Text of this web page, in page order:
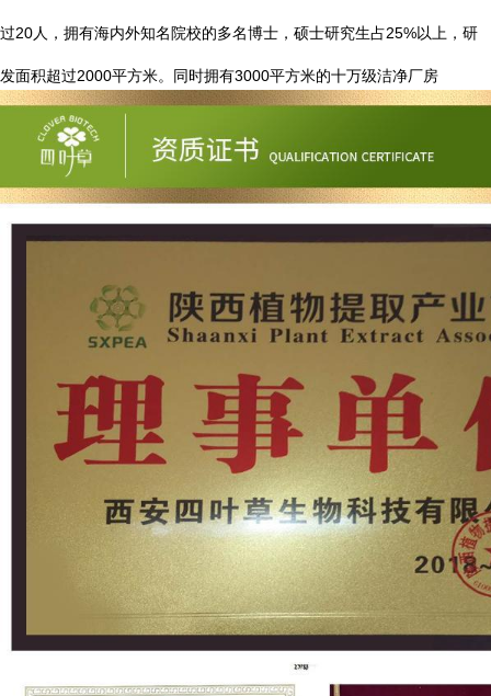
过20人，拥有海内外知名院校的多名博士，硕士研究生占25%以上，研
发面积超过2000平方米。同时拥有3000平方米的十万级洁净厂房